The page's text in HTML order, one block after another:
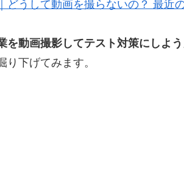
うして動画を撮らないの？ 最近
を動画撮影してテスト対策にしよう
下げてみます。